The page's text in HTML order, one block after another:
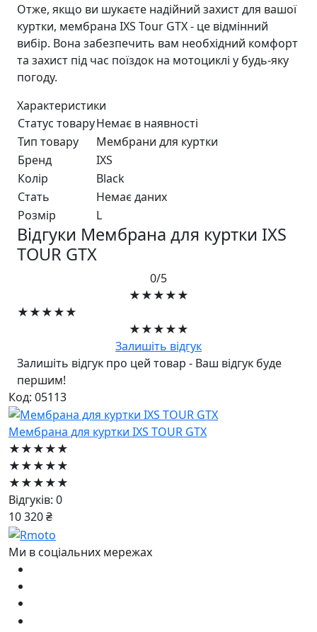
Отже, якщо ви шукаєте надійний захист для вашої
куртки, мембрана IXS Tour GTX - це відмінний
вибір. Вона забезпечить вам необхідний комфорт
та захист під час поїздок на мотоциклі у будь-яку
погоду.
Характеристики
Статус товаруНемає в наявності
Тип товару
Мембрани для куртки
Бренд
IXS
Колір
Black
Стать
Немає даних
Розмір
L
Відгуки Мембрана для куртки IXS
TOUR GTX
0/5
★★★★★
★★★★★
★★★★★
Залишіть відгук
Залишіть відгук про цей товар - Ваш відгук буде
першим!
Код: 05113
Мембрана для куртки IXS TOUR GTX
★★★★★
★★★★★
★★★★★
Відгуків: 0
10 320 ₴
Ми в соціальних мережах